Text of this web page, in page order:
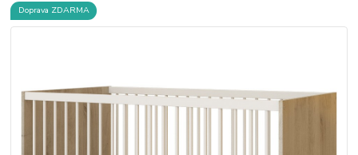
Doprava ZDARMA